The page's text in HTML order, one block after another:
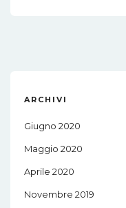
ARCHIVI
Giugno 2020
Maggio 2020
Aprile 2020
Novembre 2019